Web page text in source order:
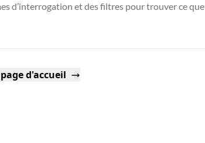
d’interrogation et des filtres pour trouver ce que
d'accueil